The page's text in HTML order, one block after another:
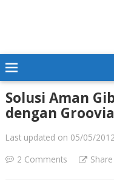
Solusi Aman
dengan
Last updated on 05/05/2012
2 Comments
Share